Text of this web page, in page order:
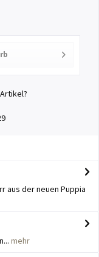
aus der neuen Puppia
mehr